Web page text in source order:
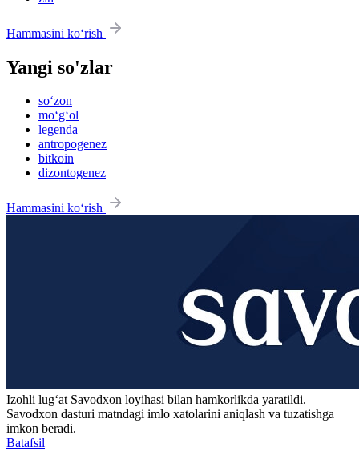
Hammasini ko‘rish
Yangi so'zlar
so‘zon
mo‘g‘ol
legenda
antropogenez
bitkoin
dizontogenez
Hammasini ko‘rish
Izohli lugʻat Savodxon loyihasi bilan hamkorlikda yaratildi.
Savodxon dasturi matndagi imlo xatolarini aniqlash va tuzatishga
imkon beradi.
Batafsil